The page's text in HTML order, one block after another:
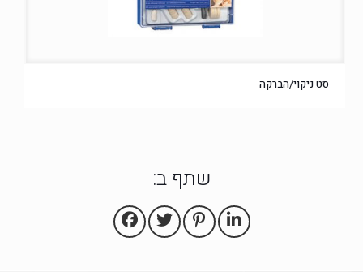
סט ניקוי/הברקה
שתף ב: